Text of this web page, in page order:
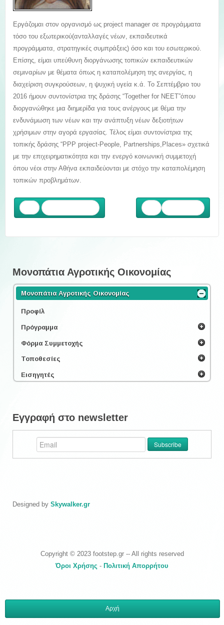
Εργάζομαι στον οργανισμό ως project manager σε προγράμματα
τόσο του εξωτερικού(ανταλλαγές νέων, εκπαιδευτικά
προγράμματα, στρατηγικές συμπράξεις) όσο και του εσωτερικού.
Επίσης, είμαι υπεύθυνη διοργάνωσης τοπικών εκπαιδευτικών
σεμιναρίων με θέματα όπως η καταπολέμηση της ανεργίας, η
διαχείριση συγκρούσεων, η ψυχική υγεία κ.ά. Το Σεπτέμβριο του
2016 ήμουν συντονίστρια της δράσης “Together for NEET”όπου
διοργανώθηκε μια διημερίδα για τους ανέργους με θέμα την
ενδυνάμωση των νέων και την ανάπτυξη νέων δεξιοτήτων
χρήσιμων στην αγορά εργασίας. Τέλος είμαι συντονίστρια της
τοπικής δράσης “PPP project-People, Partnerships,Places» σχετικά
με την επιχειρηματικότητα και την ενεργό κοινωνική συμμετοχή
όπου νέοι στην Αθήνα εκπαιδεύονται με στόχο την καταπολέμηση
τοπικών προβλημάτων.
Μονοπάτια Αγροτικής Οικονομίας
Μονοπάτια Αγροτικής Οικονομίας
Προφίλ
Πρόγραμμα
Φόρμα Συμμετοχής
Τοποθεσίες
Εισηγητές
Εγγραφή στο newsletter
Designed by Skywalker.gr
Copyright © 2023 footstep.gr -- All rights reserved
Όροι Χρήσης - Πολιτική Απορρήτου
Αρχή